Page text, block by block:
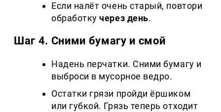
Если налёт очень старый, повтори
обработкучерез день.
Шаг 4. Сними бумагу и смой
Надень перчатки. Сними бумагу и
выброси в мусорное ведро.
Остатки грязи пройди ёршиком
или губкой. Грязь теперь отходит